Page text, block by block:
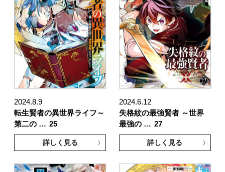
2024.8.9
転生賢者の異世界ライフ～
第二の … 25
詳しく見る
2024.6.12
失格紋の最強賢者 ～世界
最強の … 27
詳しく見る